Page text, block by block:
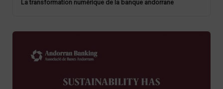
La transformation numérique de la banque andorrane